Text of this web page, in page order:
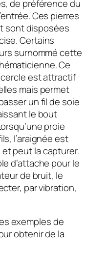
de préférence du
Ces pierres
sont disposées
Certains
surnommé cette
Ce
est attractif
mais permet
un fil de soie
le bout
proie
l’araignée est
peut la capturer.
d’attache pour le
de bruit, le
par vibration,
exemples de
obtenir de la